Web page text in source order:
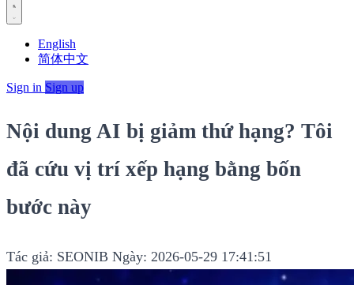
English
简体中文
Sign in Sign up
Nội dung AI bị giảm thứ hạng? Tôi
đã cứu vị trí xếp hạng bằng bốn
bước này
Tác giả: SEONIB Ngày: 2026-05-29 17:41:51